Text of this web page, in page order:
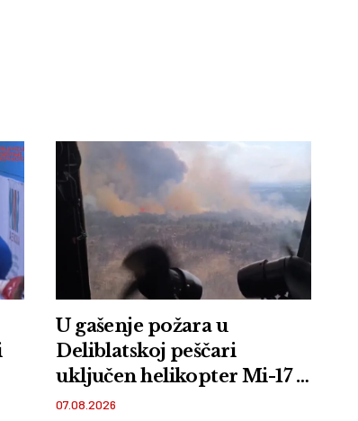
U gašenje požara u
Deliblatskoj peščari
uključen helikopter Mi-17 i
pripadnici VS
07.08.2026